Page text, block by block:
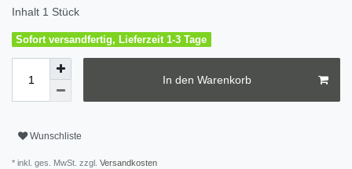
Inhalt 1 Stück
Sofort versandfertig, Lieferzeit 1-3 Tage
In den Warenkorb
Wunschliste
* inkl. ges. MwSt. zzgl. Versandkosten